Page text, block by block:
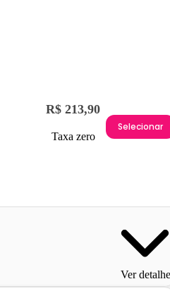
R$ 213,90
Taxa zero
Selecionar
Ver